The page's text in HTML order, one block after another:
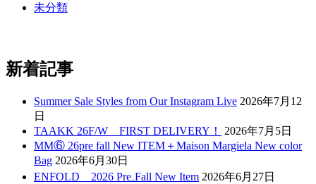
未分類
新着記事
Summer Sale Styles from Our Instagram Live 2026年7月12
日
TAAKK 26F/W FIRST DELIVERY！
2026年7月5日
MM⑥ 26pre fall New ITEM＋Maison Margiela New color
Bag 2026年6月30日
ENFOLD 2026 Pre₋Fall New Item 2026年6月27日